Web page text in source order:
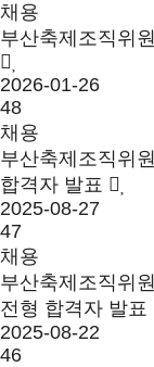
채용
부산축제조직위
2026-01-26
48
채용
부산축제조직위
합격자 발표
2025-08-27
47
채용
부산축제조직위
전형 합격자 발표
2025-08-22
46